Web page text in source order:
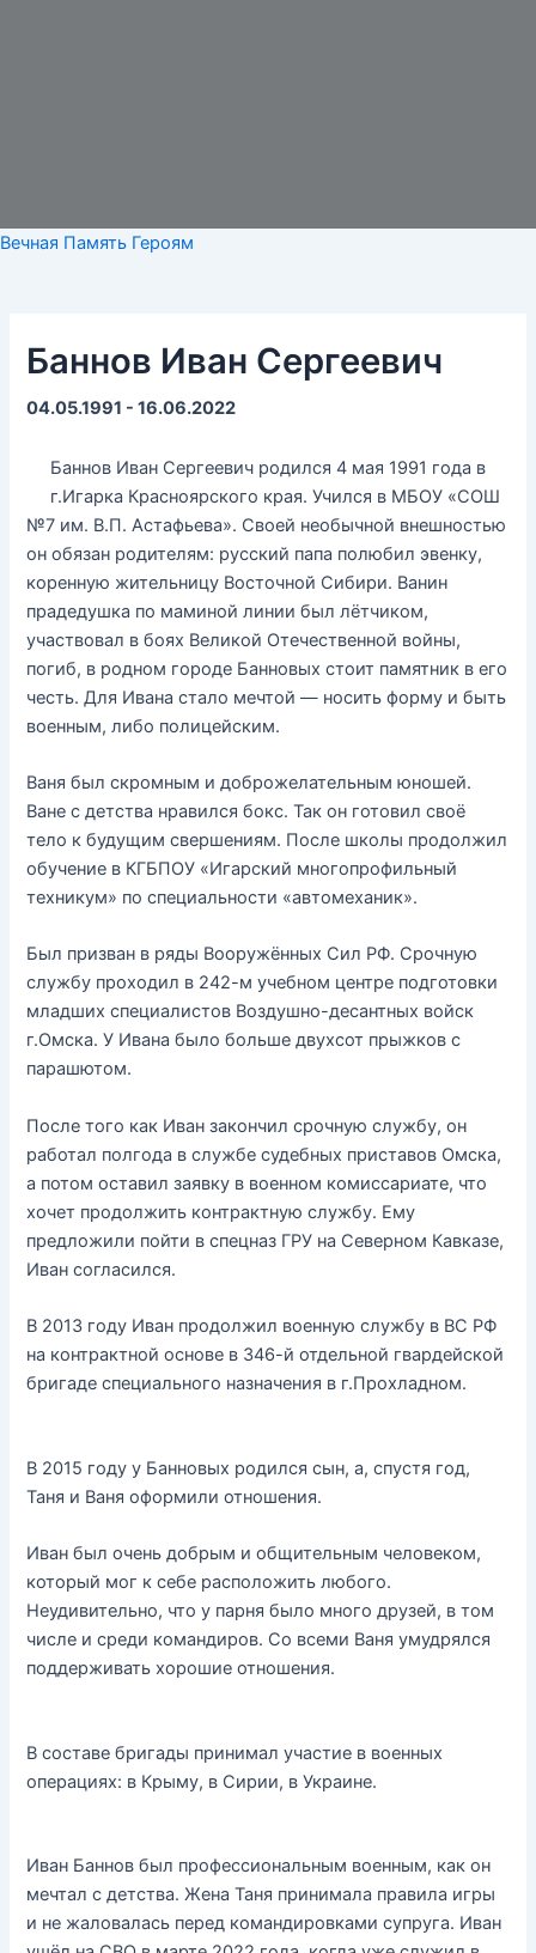
Вечная Память Героям
Баннов Иван Сергеевич
04.05.1991 - 16.06.2022
Баннов Иван Сергеевич родился 4 мая 1991 года в
г.Игарка Красноярского края. Учился в МБОУ «СОШ
№7 им. В.П. Астафьева». Своей необычной внешностью
он обязан родителям: русский папа полюбил эвенку,
коренную жительницу Восточной Сибири. Ванин
прадедушка по маминой линии был лётчиком,
участвовал в боях Великой Отечественной войны,
погиб, в родном городе Банновых стоит памятник в его
честь. Для Ивана стало мечтой — носить форму и быть
военным, либо полицейским.
Ваня был скромным и доброжелательным юношей.
Ване с детства нравился бокс. Так он готовил своё
тело к будущим свершениям. После школы продолжил
обучение в КГБПОУ «Игарский многопрофильный
техникум» по специальности «автомеханик».
Был призван в ряды Вооружённых Сил РФ. Срочную
службу проходил в 242-м учебном центре подготовки
младших специалистов Воздушно-десантных войск
г.Омска. У Ивана было больше двухсот прыжков с
парашютом.
После того как Иван закончил срочную службу, он
работал полгода в службе судебных приставов Омска,
а потом оставил заявку в военном комиссариате, что
хочет продолжить контрактную службу. Ему
предложили пойти в спецназ ГРУ на Северном Кавказе,
Иван согласился.
В 2013 году Иван продолжил военную службу в ВС РФ
на контрактной основе в 346-й отдельной гвардейской
бригаде специального назначения в г.Прохладном.
В 2015 году у Банновых родился сын, а, спустя год,
Таня и Ваня оформили отношения.
Иван был очень добрым и общительным человеком,
который мог к себе расположить любого.
Неудивительно, что у парня было много друзей, в том
числе и среди командиров. Со всеми Ваня умудрялся
поддерживать хорошие отношения.
В составе бригады принимал участие в военных
операциях: в Крыму, в Сирии, в Украине.
Иван Баннов был профессиональным военным, как он
мечтал с детства. Жена Таня принимала правила игры
и не жаловалась перед командировками супруга. Иван